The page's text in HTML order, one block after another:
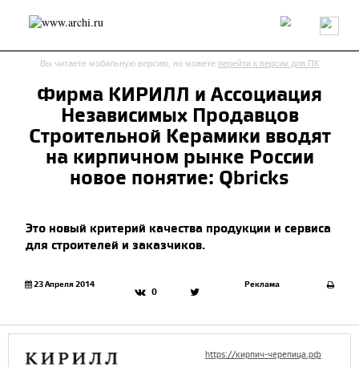
Россия Мир Технологии Интерьер Пресса
Архитекторы
send.project Анонсы конкурсов
Блог
Журнал
Интервью Исследование
Мнение
Обзор
Объект
Результаты конкурса
Репортаж
Рецензия Архитектура
Выставка
Книги
Наследие Образование
Урбанистика
Эко
Вы читаете мобильную версию, но можете перейти к версии для ПК
Фирма КИРИЛЛ и Ассоциация
Независимых Продавцов
Строительной Керамики вводят
на кирпичном рынке России
новое понятие: Qbricks
Это новый критерий качества продукции и сервиса
для строителей и заказчиков.
23 Апреля 2014
0
Реклама
https://кирпич-черепица.рф